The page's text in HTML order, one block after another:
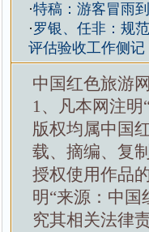
·特稿：游客冒雨
·罗银、任非：规
评估验收工作侧记
中国红色旅游
1、凡本网注
版权均属中国
载、摘编、复
授权使用作品
明“来源：中国
究其相关法律责